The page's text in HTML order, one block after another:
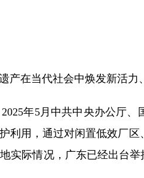
在当代社会中焕发新活力
年5月中共中央办公厅、
利用，通过对闲置低效厂
际情况，广东已经出台